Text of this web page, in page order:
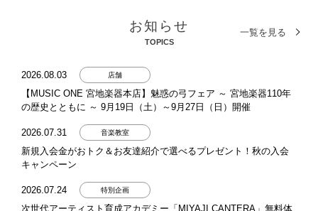
お知らせ
TOPICS
一覧を見る
2026.08.03 店舗
【MUSIC ONE 宮地楽器本店】魅惑の弓フェア ～ 宮地楽器110年
の歴史とともに ～ 9月19日（土）～9月27日（日）開催
2026.07.31 音楽教室
新規入会金がおトク＆お友達紹介で選べるプレゼント！秋の入会
キャンペーン
2026.07.24 特別企画
次世代アーティスト育成アカデミー「MIYAJI CANTERA」無料体